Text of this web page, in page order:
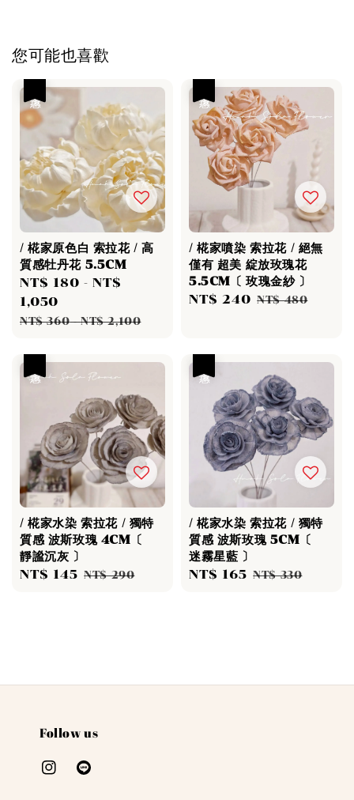
您可能也喜歡
/ 椛家原色白 索拉花 / 高
質感牡丹花 5.5CM
Sale
price
NT$ 180 -NT$
1,050
Regular
NT$ 360-NT$ 2,100
/ 椛家噴染 索拉花 / 絕無
僅有 超美 綻放玫瑰花
5.5CM〔 玫瑰金紗 〕
Sale
NT$ 240 Regular
NT$ 480
/ 椛家水染 索拉花 / 獨特
質感 波斯玫瑰 4CM〔
靜謐沉灰 〕
Sale
NT$ 145 Regular
NT$ 290
/ 椛家水染 索拉花 / 獨特
質感 波斯玫瑰 5CM〔
迷霧星藍 〕
Sale
NT$ 165 Regular
NT$ 330
Follow us